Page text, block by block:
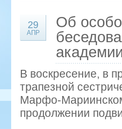
29
АПР
Об
В воскресение, в
трапезной
Марфо-
продолжении